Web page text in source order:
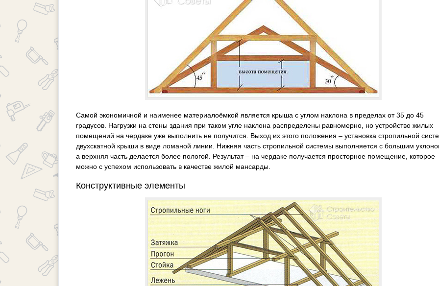
Самой экономичной и наименее материалоёмкой является крыша с углом наклона в пределах от 35 до 45
градусов. Нагрузки на стены здания при таком угле наклона распределены равномерно, но устройство жилых
помещений на чердаке уже выполнить не получится. Выход их этого положения – установка стропильной
двухскатной крыши в виде ломаной линии. Нижняя часть стропильной системы выполняется с большим
а верхняя часть делается более пологой. Результат – на чердаке получается просторное помещение, которое
можно с успехом использовать в качестве жилой мансарды.
Конструктивные элементы